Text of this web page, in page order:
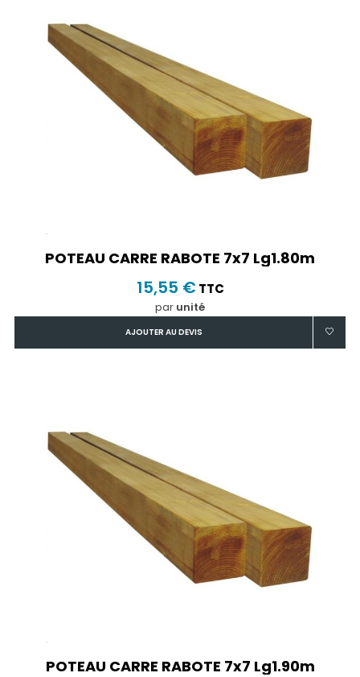
POTEAU CARRE RABOTE 7x7 Lg1.80m
15,55 € TTC
par unité
AJOUTER AU DEVIS
POTEAU CARRE RABOTE 7x7 Lg1.90m